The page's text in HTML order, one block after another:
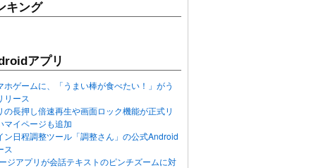
キング
アプリ
ホゲームに、「うまい棒が食べたい！」がう
リース
の長押し倍速再生や画面ロック機能が正式リ
マイページも追加
ン日程調整ツール「調整さん」の公式Android
ス
ジアプリが会話テキストのピンチズームに対